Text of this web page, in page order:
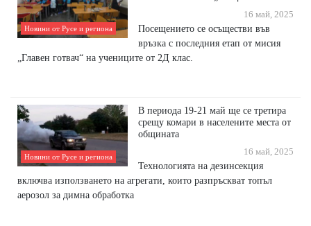
Новини от Русе и региона
16 май, 2025
Посещението се осъществи във
връзка с последния етап от мисия
„Главен готвач“ на учениците от 2Д клас.
Новини от Русе и региона
В периода 19-21 май ще се третира
срещу комари в населените места от
общината
16 май, 2025
Технологията на дезинсекция
включва използването на агрегати, които разпръскват топъл
аерозол за димна обработка